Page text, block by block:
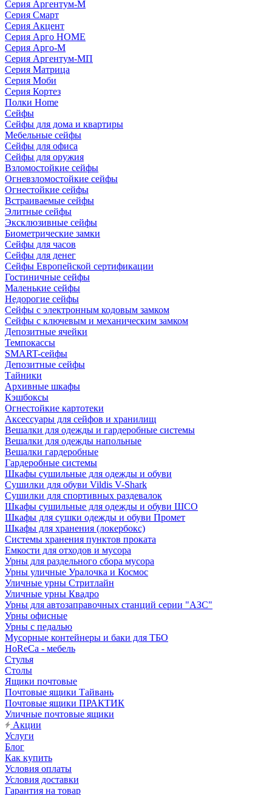
Серия Аргентум-М
Серия Смарт
Серия Акцент
Серия Арго HOME
Серия Арго-М
Серия Аргентум-МП
Серия Матрица
Серия Моби
Серия Кортез
Полки Home
Сейфы
Сейфы для дома и квартиры
Мебельные сейфы
Сейфы для офиса
Сейфы для оружия
Взломостойкие сейфы
Огневзломостойкие сейфы
Огнестойкие сейфы
Встраиваемые сейфы
Элитные сейфы
Эксклюзивные сейфы
Биометрические замки
Сейфы для часов
Сейфы для денег
Сейфы Европейской сертификации
Гостиничные сейфы
Маленькие сейфы
Недорогие сейфы
Сейфы с электронным кодовым замком
Сейфы с ключевым и механическим замком
Депозитные ячейки
Темпокассы
SMART-сейфы
Депозитные сейфы
Тайники
Архивные шкафы
Кэшбоксы
Огнестойкие картотеки
Аксессуары для сейфов и хранилищ
Вешалки для одежды и гардеробные системы
Вешалки для одежды напольные
Вешалки гардеробные
Гардеробные системы
Шкафы сушильные для одежды и обуви
Сушилки для обуви Vildis V-Shark
Сушилки для спортивных раздевалок
Шкафы сушильные для одежды и обуви ШСО
Шкафы для сушки одежды и обуви Промет
Шкафы для хранения (локербокс)
Системы хранения пунктов проката
Емкости для отходов и мусора
Урны для раздельного сбора мусора
Урны уличные Уралочка и Космос
Уличные урны Стритлайн
Уличные урны Квадро
Урны для автозаправочных станций серии "АЗС"
Урны офисные
Урны с педалью
Мусорные контейнеры и баки для ТБО
HoReCa - мебель
Стулья
Столы
Ящики почтовые
Почтовые ящики Тайвань
Почтовые ящики ПРАКТИК
Уличные почтовые ящики
Акции
Услуги
Блог
Как купить
Условия оплаты
Условия доставки
Гарантия на товар